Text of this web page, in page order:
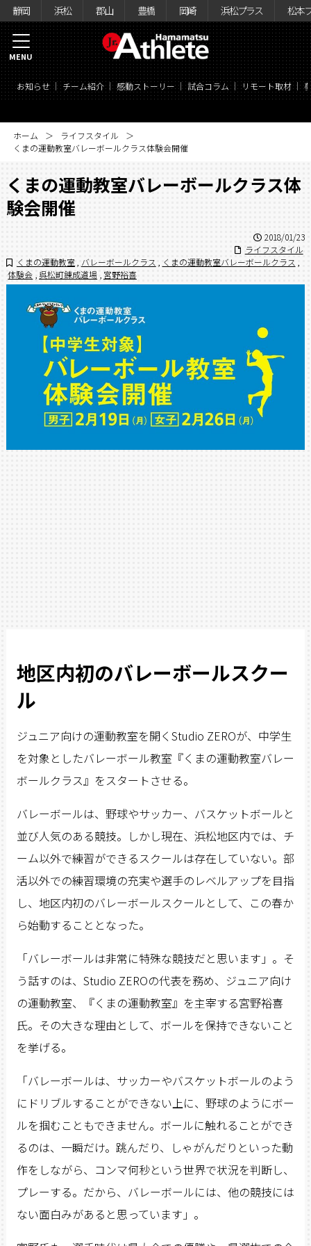
静岡 浜松 郡山 豊橋 岡崎 浜松プラス 松本
お知らせ チーム紹介 感動ストーリー 試合コラム リモート取材
MENU
ホーム
ライフスタイル
くまの運動教室バレーボールクラス体験会開催
くまの運動教室バレーボールクラス体
験会開催
2018/01/23
ライフスタイル
くまの運動教室
バレーボールクラス くまの運動教室バレーボールクラス
体験会 呉松町錬成道場 宮野裕喜
地区内初のバレーボールスクー
ル
ジュニア向けの運動教室を開くStudio ZEROが、中学生
を対象としたバレーボール教室『くまの運動教室バレー
ボールクラス』をスタートさせる。
バレーボールは、野球やサッカー、バスケットボールと
並び人気のある競技。しかし現在、浜松地区内では、チ
ーム以外で練習ができるスクールは存在していない。部
活以外での練習環境の充実や選手のレベルアップを目指
し、地区内初のバレーボールスクールとして、この春か
ら始動することとなった。
「バレーボールは非常に特殊な競技だと思います」。そ
う話すのは、Studio ZEROの代表を務め、ジュニア向け
の運動教室、『くまの運動教室』を主宰する宮野裕喜
氏。その大きな理由として、ボールを保持できないこと
を挙げる。
「バレーボールは、サッカーやバスケットボールのよう
にドリブルすることができない上に、野球のようにボー
ルを掴むこともできません。ボールに触れることができ
るのは、一瞬だけ。跳んだり、しゃがんだりといった動
作をしながら、コンマ何秒という世界で状況を判断し、
プレーする。だから、バレーボールには、他の競技には
ない面白みがあると思っています」。